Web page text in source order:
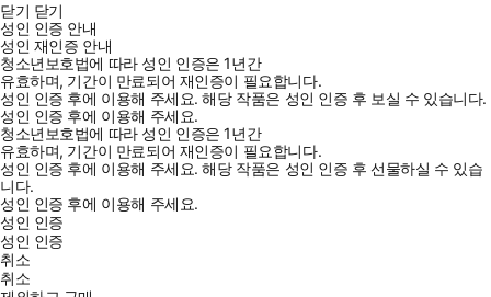
닫기 닫기
성인 인증 안내
성인 재인증 안내
청소년보호법에 따라 성인 인증은 1년간
유효하며, 기간이 만료되어 재인증이 필요합니다.
성인 인증 후에 이용해 주세요.해당 작품은 성인 인증 후 보실 수 있습니다.
성인 인증 후에 이용해 주세요.
청소년보호법에 따라 성인 인증은 1년간
유효하며, 기간이 만료되어 재인증이 필요합니다.
성인 인증 후에 이용해 주세요.해당 작품은 성인 인증 후 선물하실 수 있습
니다.
성인 인증 후에 이용해 주세요.
성인 인증
성인 인증
취소
취소